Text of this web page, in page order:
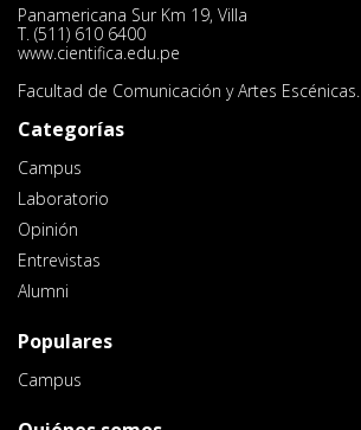
Panamericana Sur Km 19, Villa
T. (511) 610 6400
www.cientifica.edu.pe
Facultad de Comunicación y Artes Escénicas.
Categorías
Campus
Laboratorio
Opinión
Entrevistas
Alumni
Populares
Campus